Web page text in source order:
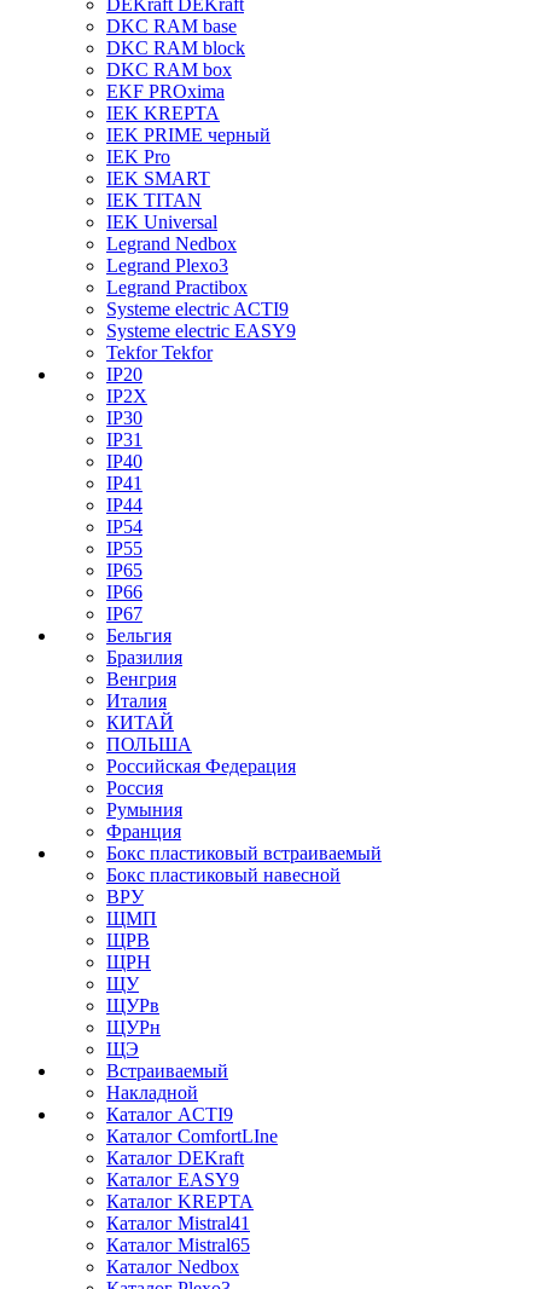
DEKraft DEKraft
DKC RAM base
DKC RAM block
DKC RAM box
EKF PROxima
IEK KREPTA
IEK PRIME черный
IEK Pro
IEK SMART
IEK TITAN
IEK Universal
Legrand Nedbox
Legrand Plexo3
Legrand Practibox
Systeme electric ACTI9
Systeme electric EASY9
Tekfor Tekfor
IP20
IP2X
IP30
IP31
IP40
IP41
IP44
IP54
IP55
IP65
IP66
IP67
Бельгия
Бразилия
Венгрия
Италия
КИТАЙ
ПОЛЬША
Российская Федерация
Россия
Румыния
Франция
Бокс пластиковый встраиваемый
Бокс пластиковый навесной
ВРУ
ЩМП
ЩРВ
ЩРН
ЩУ
ЩУРв
ЩУРн
ЩЭ
Встраиваемый
Накладной
Каталог ACTI9
Каталог ComfortLIne
Каталог DEKraft
Каталог EASY9
Каталог KREPTA
Каталог Mistral41
Каталог Mistral65
Каталог Nedbox